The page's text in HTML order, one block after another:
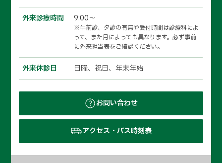
外来診療時間 9:00～
※午前診、夕診の有無や受付時間は診療科によ
って、また月によっても異なります。必ず事前
に外来担当表をご確認ください。
外来休診日 日曜、祝日、年末年始
お問い合わせ
アクセス・バス時刻表